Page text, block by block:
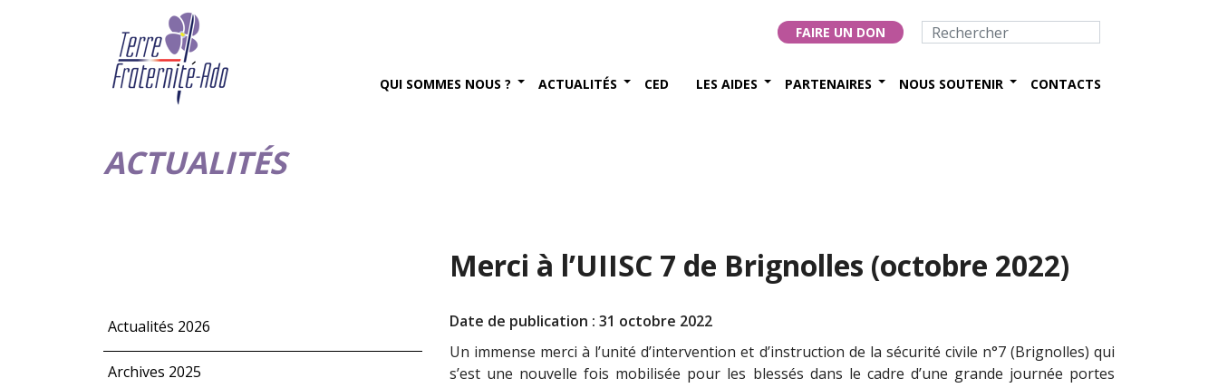
FAIRE UN DON
QUI SOMMES NOUS ? ACTUALITÉS CED LES AIDES PARTENAIRES NOUS SOUTENIR CONTACTS
ACTUALITÉS
Actualités 2026
Archives 2025
Merci à l’UIISC 7 de Brignolles (octobre 2022)
Date de publication : 31 octobre 2022
Un immense merci à l’unité d’intervention et d’instruction de la sécurité civile n°7 (Brignolles) qui
s’est une nouvelle fois mobilisée pour les blessés dans le cadre d’une grande journée portes